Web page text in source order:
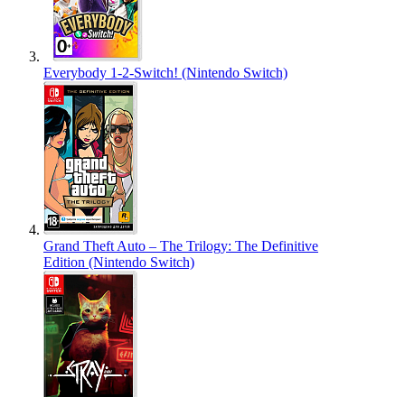
Everybody 1-2-Switch! (Nintendo Switch)
Grand Theft Auto – The Trilogy: The Definitive
Edition (Nintendo Switch)